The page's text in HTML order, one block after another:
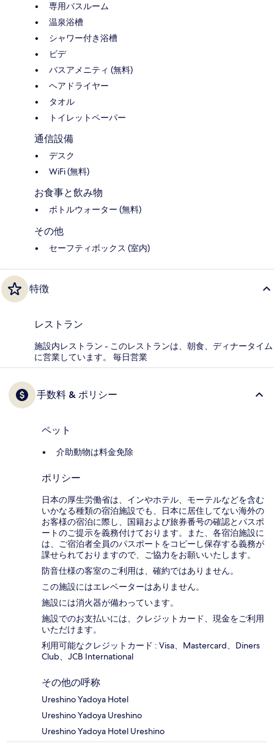
専用バスルーム
温泉浴槽
シャワー付き浴槽
ビデ
バスアメニティ (無料)
ヘアドライヤー
タオル
トイレットペーパー
通信設備
デスク
WiFi (無料)
お食事と飲み物
ボトルウォーター (無料)
その他
セーフティボックス (室内)
特徴
レストラン
施設内レストラン - このレストランは、朝食、ディナータイム
に営業しています。 毎日営業
手数料 & ポリシー
ペット
介助動物は料金免除
ポリシー
日本の厚生労働省は、インやホテル、モーテルなどを含む
いかなる種類の宿泊施設でも、日本に​居住してない海外の
お客様の宿泊に際し、国籍および旅券番号の確認とパスポ
ートのご提示を義務付け​ております。また、各宿泊施設に
は、ご宿泊者全員のパスポートをコピーし保存する義務が
課せられておりますの​で、ご協力をお願いいたします。
防音仕様の客室のご利用は、確約ではありません。
この施設にはエレベーターはありません。
施設には消火器が備わっています。
施設でのお支払いには、クレジットカード、現金をご利用
いただけます。
利用可能なクレジットカード : Visa、Mastercard、Diners
Club、JCB International
その他の呼称
Ureshino Yadoya Hotel
Ureshino Yadoya Ureshino
Ureshino Yadoya Hotel Ureshino